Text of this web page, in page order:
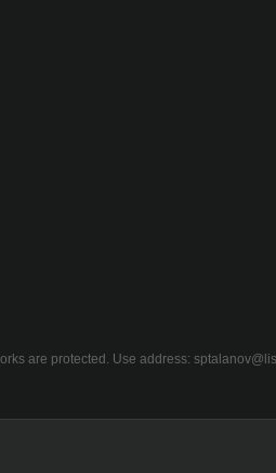
are protected. Use address: